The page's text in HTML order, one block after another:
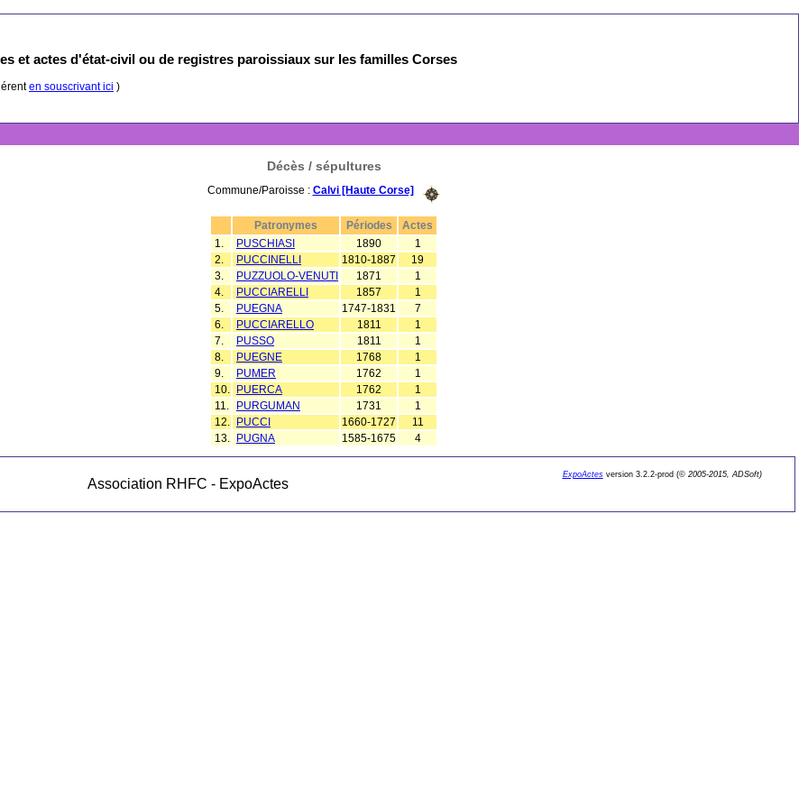
et actes d'état-civil ou de registres paroissiaux sur les familles Corses
en souscrivant ici )
Décès / sépultures
Commune/Paroisse : Calvi [Haute Corse]
Patronymes Périodes
Actes
1.
PUSCHIASI 1890
1
2.
PUCCINELLI 1810-1887
19
3.
PUZZUOLO-VENUTI 1871
1
4.
PUCCIARELLI 1857
1
5.
PUEGNA 1747-1831
7
6.
PUCCIARELLO 1811
1
7.
PUSSO 1811
1
8.
PUEGNE 1768
1
9.
PUMER 1762
1
10.
PUERCA 1762
1
11.
PURGUMAN 1731
1
12.
PUCCI 1660-1727
11
13.
PUGNA 1585-1675 4
Association RHFC - ExpoActes
ExpoActesversion 3.2.2-prod (©2005-2015, ADSoft)